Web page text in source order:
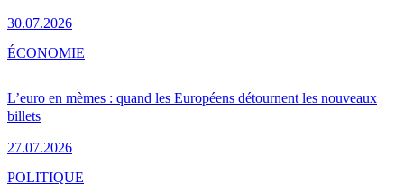
30.07.2026
L’euro en mèmes : quand les Européens détournent les nouveaux
billets
27.07.2026
ÉCONOMIE
POLITIQUE